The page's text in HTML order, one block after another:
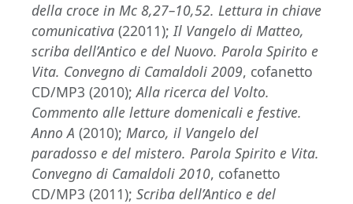
della croce in Mc 8,27–10,52. Lettura in chiave
comunicativa (22011);Il Vangelo di Matteo,
scriba dell’Antico e del Nuovo. Parola Spirito e
Vita. Convegno di Camaldoli 2009, cofanetto
CD/MP3 (2010);Alla ricerca del Volto.
Commento alle letture domenicali e festive.
Anno A (2010); Marco, il Vangelo del
paradosso e del mistero. Parola Spirito e Vita.
Convegno di Camaldoli 2010, cofanetto
CD/MP3 (2011); Scriba dell’Antico e del